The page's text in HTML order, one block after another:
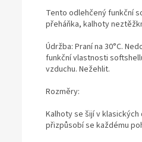
Tento odlehčený funkční
přeháňka, kalhoty
Údržba: Praní na 30°C.
funkční vlastnosti
vzduchu. Nežehlit.
Rozměry:
Kalhoty se šijí v
přizpůsobí se každému